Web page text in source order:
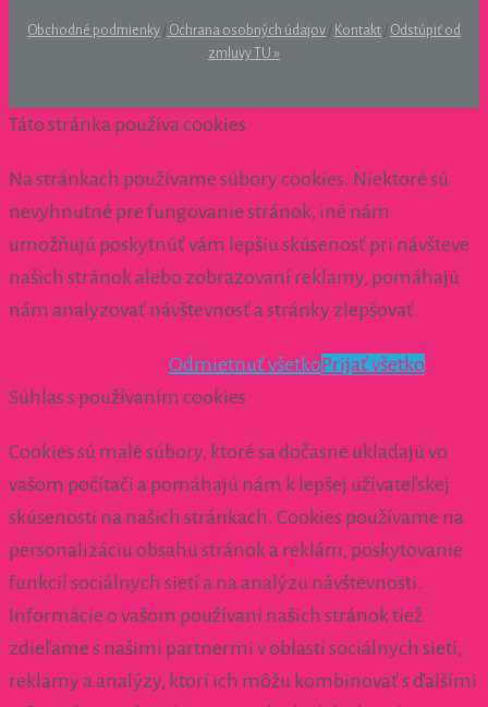
Obchodné podmienky / Ochrana osobných údajov / Kontakt / Odstúpiť od
zmluvy TU »
Táto stránka používa cookies
Na stránkach používame súbory cookies. Niektoré sú
nevyhnutné pre fungovanie stránok, iné nám
umožňujú poskytnúť vám lepšiu skúsenosť pri návšteve
našich stránok alebo zobrazovaní reklamy, pomáhajú
nám analyzovať návštevnosť a stránky zlepšovať.
Odmietnuť všetkoPrijať všetko
Súhlas s používaním cookies
Cookies sú malé súbory, ktoré sa dočasne ukladajú vo
vašom počítači a pomáhajú nám k lepšej užívateľskej
skúsenosti na našich stránkach. Cookies používame na
personalizáciu obsahu stránok a reklám, poskytovanie
funkcií sociálnych sietí a na analýzu návštevnosti.
Informácie o vašom používaní našich stránok tiež
zdieľame s našimi partnermi v oblasti sociálnych sietí,
reklamy a analýzy, ktorí ich môžu kombinovať s ďalšími